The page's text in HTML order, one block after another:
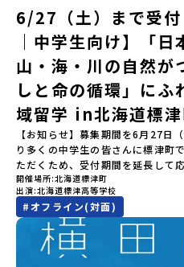
定をしていると、通知メールをお
合は、「@miratabi.jp」からのメ
いいたします。※結果に関する個
ませんので、ご了承ください。・
人様1回限りです。PC・スマート
後の内容変更はできません。お申
違いにご注意ください。・宿泊
度)で宿泊いただく予定です。・食
詳細なアレルギー対応希望にはお
対応が必要な場合は必ず事前にご
参加できなくなった場合について
遠慮下さい。やむを得ないお取り
ご連絡ください。・キャンセルポ
しの場合、以下のルールに沿って
ください。プログラム開催日の前
のご連絡日：お支払いいただく旅
前：無料・20日目-8日目：20％
を行います。知りたい情報のレベ
プをご活用ください。【STEP 1
ブ動画を公開中！）〜まずは「
へ〜日本全国20以上の地域から選
学」の全体像や魅力について、説
での参加にあたり、保護者様が特
のサポート体制」についても詳し
からお気軽にご視聴ください。🎬 [
る]YouTube：https://
si=e5erbspvwz5O8_uF 【STEP
「大樹町」の内容を具体的に深掘
うえで、「大樹町では具体的に何
という疑問にお答えする説明会で
や、2泊3日のプログラムの中身
時： 5月13日(水) 19：00〜19：40内 容： 大樹町
ろ？プログラム詳細解説、質疑
mirai.jp/events/002112お気軽に
象】中学生2～3年生【宿泊先】現
泊いただく予定です。【旅行代金
のうち、以下の内容が無料となり
ラム内のアクティビティ・体験費
加者のご負担となります・集合場
自由時間の個人飲食費などの個人
申し込み多数の場合は抽選の上決
数の場合は、締め切り後1週間を目
す。【申し込み受付期間】6月1
12：00まで疑問も不安もワクワク
ステップアップ説明会プログラム
申し込みを迷われている方向けに
ます。知りたい情報のレベルに合
活用ください。【STEP 1】全体
を公開中！）〜まずは「おためし
全国20以上の地域から選んで参加
体像や魅力について、説明会を開
の夏、紅葉の秋、スキーや樹氷の
ことのできるユニークな町です。
たい）国立公園」では登山やトレ
うげん）スキー場」は日本国内最
で、一年中自然アクティビティを
幡平市にある「松川地熱発電所」
を電気に変えた」場所！八幡平の
電気に変える「地球・自然にやさ
出す挑戦をしてきた町です。今回
発電所から吹き出す地熱蒸気を使
できます。世界でここだけ！地球
ーションのアートづくりをぜひ体
平市は自然（山）の恵みを生かし
す。みなさんの地元の味とは違う
しんでください🎵今回はこの大自
日本全国から集まる中学生や「平
と一緒にさまざまなアクティビテ
6/27（土）まで受
｜中学生向け】「日
山・海・川の自然が
しと命の循環」にふ
域留学 in北海道標津
【お知らせ】募集期間を6月27日
り多くの中学生の皆さんに標津町
ただくため、受付期間を延長して
し込みのタイミングを逃してしま
ひ一歩踏み出してみませんか？※
がございます。お早目にご応募
------＼返還不要・3年間最大72万
万円】の給付型奨学金～夢に向か
を応援！～ 詳細・条件はこ
開催場所 北海道標津町
出演 北海道標津高等学校
#オフライン(対面)